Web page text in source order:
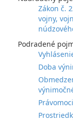
Zákon č.
vojny,
Podradené
Doba